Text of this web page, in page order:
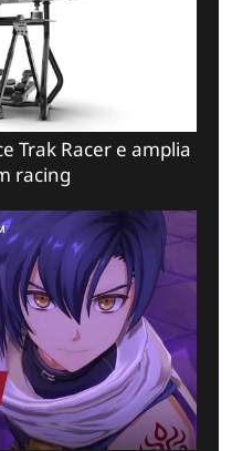
Trak Racer e amplia
racing